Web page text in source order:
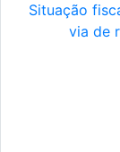
Situação
via de